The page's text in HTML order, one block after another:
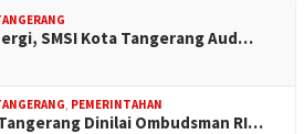
SMSI Kota Tangerang Aud…
, PEMERINTAHAN
Dinilai Ombudsman RI…